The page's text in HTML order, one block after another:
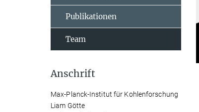
Publikationen
Team
Anschrift
Max-Planck-Institut für Kohlenforschung
Liam Götte